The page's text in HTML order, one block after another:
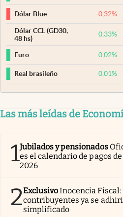
Dólar Blue -0,32%
Dólar CCL (GD30,
48 hs)
0,33%
Euro 0,02%
Real brasileño 0,01%
Las más leídas de
1Jubilados y pensionados
es el calendario de pagos
2026
2ExclusivoInocencia Fiscal:
contribuyentes ya se
simplificado